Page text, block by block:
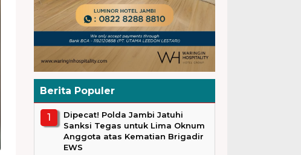
Berita Populer
Dipecat! Polda Jambi Jatuhi
Sanksi Tegas untuk Lima Oknum
Anggota atas Kematian Brigadir
EWS